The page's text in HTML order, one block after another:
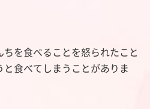
を食べることを怒られたこと
食べてしまうことがありま